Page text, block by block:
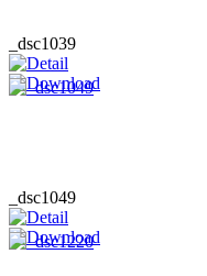
_dsc1039
_dsc1049